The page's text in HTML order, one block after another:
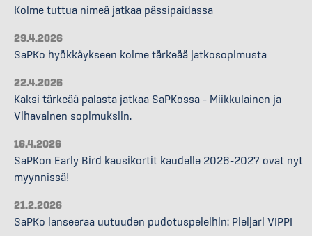
Kolme tuttua nimeä jatkaa pässipaidassa
29.4.2026
SaPKo hyökkäykseen kolme tärkeää jatkosopimusta
22.4.2026
Kaksi tärkeää palasta jatkaa SaPKossa – Miikkulainen ja
Vihavainen sopimuksiin.
16.4.2026
SaPKon Early Bird kausikortit kaudelle 2026–2027 ovat nyt
myynnissä!
21.2.2026
SaPKo lanseeraa uutuuden pudotuspeleihin: Pleijari VIPPI